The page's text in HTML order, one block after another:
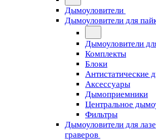
Дымоуловители
Дымоуловители для
Дымоуловители
Комплекты
Блоки
Антистатические
Аксессуары
Дымоприемники
Центральное
Фильтры
Дымоуловители для
граверов